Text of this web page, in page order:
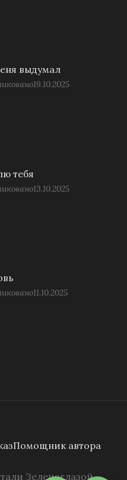
выдумал
19.10.2025
тебя
13.10.2025
11.10.2025
Помощник автора
Зеленоглазой